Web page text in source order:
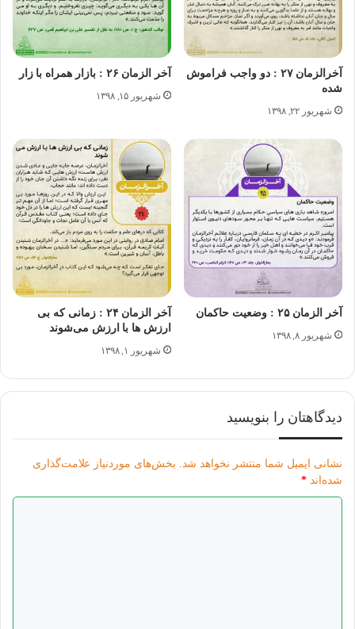
بخش پیام های مهدوی "آخرالزمان"
آخر الزمان مهدویت
آخرالزمان ۲۷ : دو واجب فراموش
شده
شهریور ۲۲, ۱۳۹۸
آخر الزمان ۲۶ : بازار همراه با زار
شهریور ۱۵, ۱۳۹۸
آخر الزمان ۲۵ : وضعیت حاکمان
شهریور ۸, ۱۳۹۸
آخر الزمان ۲۴ : زمانی که بی
ارزش ها با ارزش می‌شوند
شهریور ۱, ۱۳۹۸
دیدگاهتان را بنویسید
نشانی ایمیل شما منتشر نخواهد شد. بخش‌های موردنیاز علامت‌گذاری
شده‌اند *